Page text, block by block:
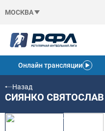
МОСКВА
Онлайн трансляции
Назад
СИЯНКО СВЯТОСЛАВ